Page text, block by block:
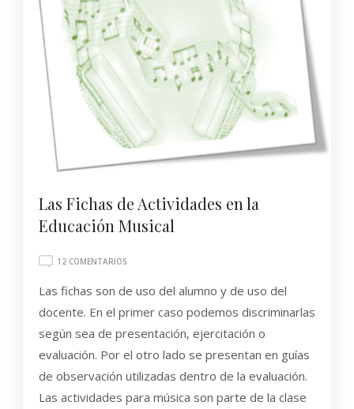
Las Fichas de Actividades en la
Educación Musical
12 COMENTARIOS
FICHAS
ACTIVIDADES
EN
EDUCACIÓN
MUSICAL
Las fichas son de uso del alumno y de uso del
docente. En el primer caso podemos discriminarlas
según sea de presentación, ejercitación o
evaluación. Por el otro lado se presentan en guías
de observación utilizadas dentro de la evaluación.
Las actividades para música son parte de la clase